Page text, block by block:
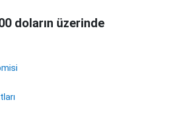
doların üzerinde